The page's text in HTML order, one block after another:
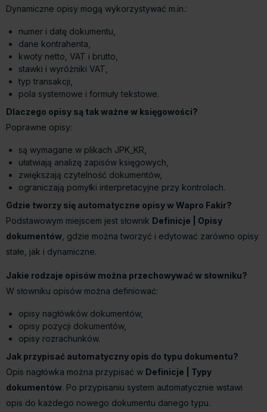
Dynamiczne opisy mogą wykorzystywać m.in.:
numer i datę dokumentu,
dane kontrahenta,
kwoty netto, VAT i brutto,
stawki i wyróżniki VAT,
typ transakcji,
pola systemowe i formuły tekstowe.
Dlaczego opisy są tak ważne w księgowości?
Poprawne opisy:
są wymagane w plikach JPK_KR,
ułatwiają analizę zapisów księgowych,
zwiększają czytelność dokumentów,
ograniczają pomyłki interpretacyjne przy kontrolach.
Gdzie tworzy się automatyczne opisy w Wapro Fakir?
Podstawowym miejscem jest słownik Definicje | Opisy
dokumentów , gdzie można tworzyć i edytować zarówno opisy
stałe, jak i dynamiczne.
Jakie rodzaje opisów można przechowywać w słowniku?
W słowniku opisów można definiować:
opisy nagłówków dokumentów,
opisy pozycji dokumentów,
opisy rozrachunków.
Jak przypisać automatyczny opis do typu dokumentu?
Opis nagłówka można przypisać w Definicje | Typy
dokumentów. Po przypisaniu system automatycznie wstawi
opis do każdego nowego dokumentu danego typu.